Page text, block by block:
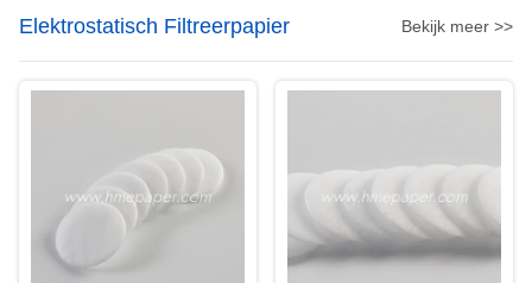
Elektrostatisch Filtreerpapier Bekijk meer >>